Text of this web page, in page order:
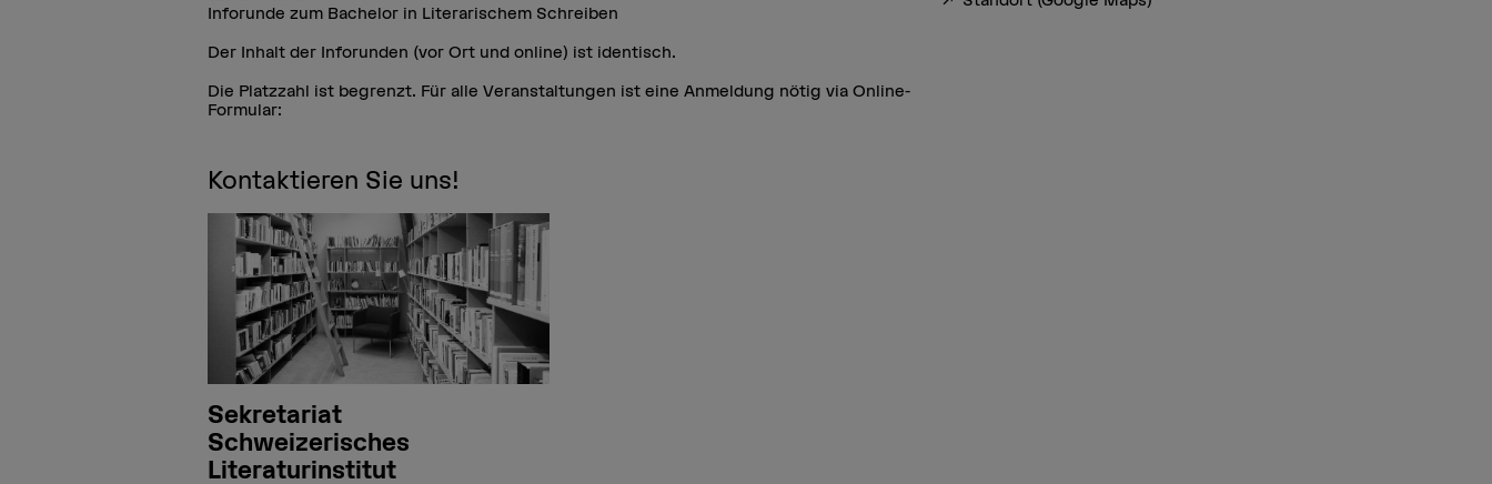
Inforunde zum Bachelor in Literarischem Schreiben
Der Inhalt der Inforunden (vor Ort und online) ist identisch.
Die Platzzahl ist begrenzt. Für alle Veranstaltungen ist eine Anmeldung nötig via Online-
Formular:
Kontaktieren Sie uns!
Sekretariat
Schweizerisches
Literaturinstitut